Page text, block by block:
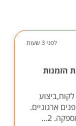
לפני 3 שעות
הזמנות
ארגוניים.